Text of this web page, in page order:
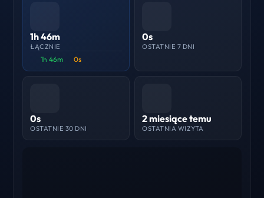
1h 46m
ŁĄCZNIE
1h 46m 0s
0s
OSTATNIE 7 DNI
0s
OSTATNIE 30 DNI
2 miesiące temu
OSTATNIA WIZYTA